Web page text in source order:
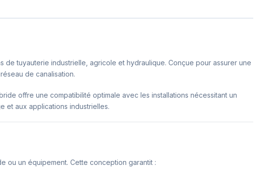
de tuyauterie industrielle, agricole et hydraulique. Conçue pour assurer une
de canalisation.
bride offre une compatibilité optimale avec les installations nécessitant un
et aux applications industrielles.
ou un équipement. Cette conception garantit :